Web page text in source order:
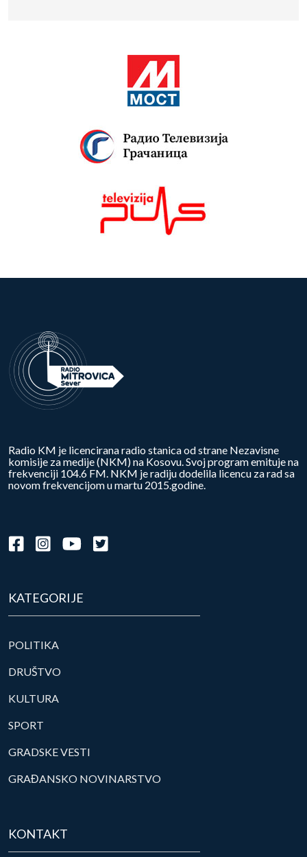
Radio KM je licencirana radio stanica od strane Nezavisne
komisije za medije (NKM) na Kosovu. Svoj program emituje na
frekvenciji 104.6 FM. NKM je radiju dodelila licencu za rad sa
novom frekvencijom u martu 2015.godine.
KATEGORIJE
POLITIKA
DRUŠTVO
KULTURA
SPORT
GRADSKE VESTI
GRAĐANSKO NOVINARSTVO
KONTAKT